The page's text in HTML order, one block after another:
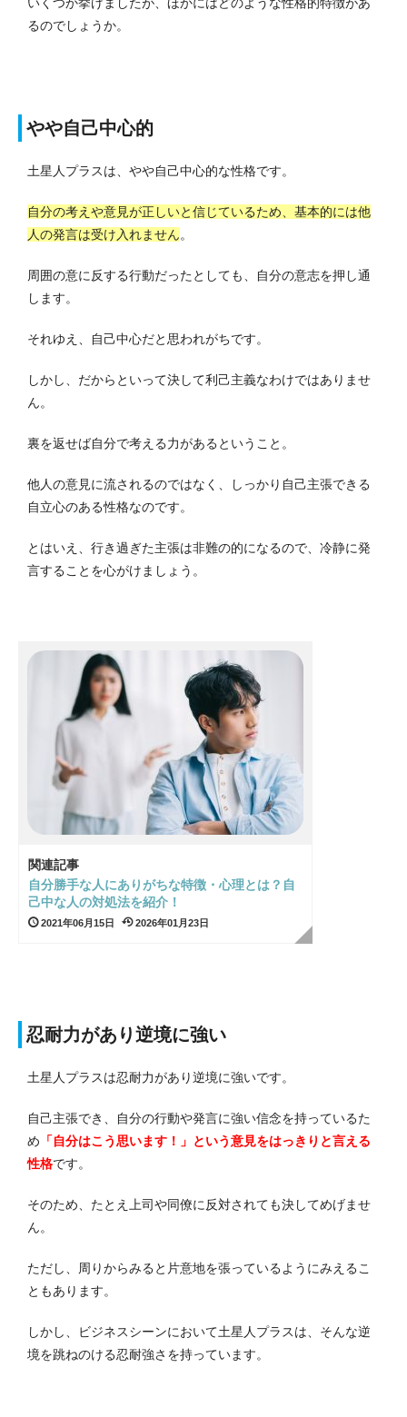
るのでしょうか。
やや自己中心的
土星人プラスは、やや自己中心的な性格です。
自分の考えや意見が正しいと信じているため、基本的には他
人の発言は受け入れません。
周囲の意に反する行動だったとしても、自分の意志を押し通
します。
それゆえ、自己中心だと思われがちです。
しかし、だからといって決して利己主義なわけではありませ
ん。
裏を返せば自分で考える力があるということ。
他人の意見に流されるのではなく、しっかり自己主張できる
自立心のある性格なのです。
とはいえ、行き過ぎた主張は非難の的になるので、冷静に発
言することを心がけましょう。
関連記事
自分勝手な人にありがちな特徴・心理とは？自
己中な人の対処法を紹介！
2021年06月15日 2026年01月23日
忍耐力があり逆境に強い
土星人プラスは忍耐力があり逆境に強いです。
自己主張でき、自分の行動や発言に強い信念を持っているた
め 「自分はこう思います！」という意見をはっきりと言える
性格です。
そのため、たとえ上司や同僚に反対されても決してめげませ
ん。
ただし、周りからみると片意地を張っているようにみえるこ
ともあります。
しかし、ビジネスシーンにおいて土星人プラスは、そんな逆
境を跳ねのける忍耐強さを持っています。